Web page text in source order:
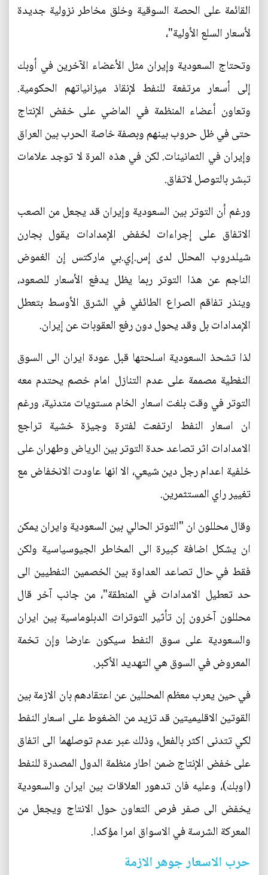
القائمة على الحصة السوقية وخلق مخاطر نزولية جديدة
لأسعار السلع الأولية"،
وتحتاج السعودية وإيران مثل الأعضاء الآخرين في أوبك
إلى أسعار مرتفعة للنفط لإنقاذ ميزانياتهم الحكومية.
وتعاون أعضاء المنظمة في الماضي على خفض الإنتاج
حتى في ظل حروب بينهم وبصفة خاصة الحرب بين العراق
وإيران في الثمانينات. لكن في هذه المرة لا توجد علامات
تبشر بالتوصل لاتفاق.
ورغم أن التوتر بين السعودية وإيران قد يجعل من الصعب
الاتفاق على إجراءات لخفض الإمدادات يقول بجارن
شيلدروب المحلل لدى إس.إي.بي ماركتس إن الغموض
الناجم عن هذا التوتر ربما يظل يدفع الأسعار للصعود،
وينذر تفاقم الصراع الطائفي في الشرق الأوسط بتعطل
الإمدادات بل وقد يحول دون رفع العقوبات عن إيران.
لذا تشحذ السعودية اسلحتها قبل عودة ايران الى السوق
النفطية مصممة على عدم التنازل امام خصم يحتدم معه
التوتر في وقت بلغت اسعار الخام مستويات متدنية، ورغم
ان اسعار النفط ارتفعت لفترة وجيزة خشية تراجع
الامدادات اثر تصاعد حدة التوتر بين الرياض وطهران على
خلفية اعدام رجل دين شيعي، الا انها عاودت الانخفاض مع
تغيير راي المستثمرين.
وقال محللون ان "التوتر الحالي بين السعودية وايران يمكن
ان يشكل اضافة كبيرة الى المخاطر الجيوسياسية ولكن
فقط في حال تصاعد العداوة بين الخصمين النفطيين الى
حد تعطيل الامدادات في المنطقة"، من جانب آخر قال
محللون آخرون إن تأثير التوترات الدبلوماسية بين ايران
والسعودية على سوق النفط سيكون عارضا وإن تخمة
المعروض في السوق هي التهديد الأكبر.
في حين يعرب معظم المحللين عن اعتقادهم بان الازمة بين
القوتين الاقليميتين قد تزيد من الضغوط على اسعار النفط
لكي تتدنى اكثر بالفعل، وذلك عبر عدم توصلهما الى اتفاق
على خفض الإنتاج ضمن اطار منظمة الدول المصدرة للنفط
(اوبك)، وعليه فان تدهور العلاقات بين ايران والسعودية
يخفض الى صفر فرص التعاون حول الانتاج ويجعل من
المعركة الشرسة في الاسواق امرا مؤكدا.
حرب الاسعار جوهر الازمة